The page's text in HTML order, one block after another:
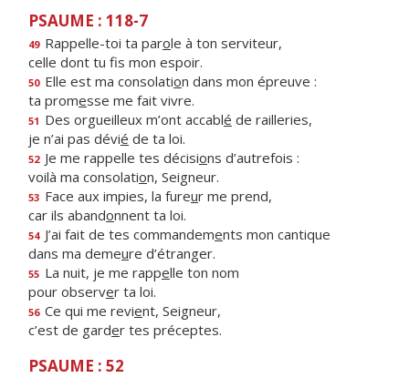
PSAUME : 118-7
49 Rappelle-toi ta parole à ton serviteur,
celle dont tu fs mon espoir.
50 Elle est ma consolation dans mon épreuve :
ta promesse me fait vivre.
51 Des orgueilleux m’ont accablé de railleries,
je n’ai pas dévié de ta loi.
52 Je me rappelle tes décisions d’autrefois :
voilà ma consolation, Seigneur.
53 Face aux impies, la fureur me prend,
car ils abandonnent ta loi.
54 J’ai fait de tes commandements mon cantique
dans ma demeure d’étranger.
55 La nuit, je me rappelle ton nom
pour observer ta loi.
56 Ce qui me revient, Seigneur,
c’est de garder tes préceptes.
PSAUME : 52